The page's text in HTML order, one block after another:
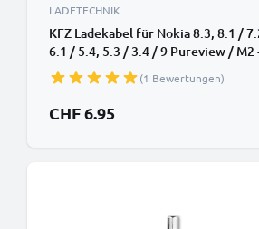
LADETECHNIK
KFZ Ladekabel für Nokia 8.3, 8.1 /
6.1 / 5.4, 5.3 / 3.4 / 9 Pureview / M2
Auto Ladegerät (1 Bewertungen)
CHF 6.95